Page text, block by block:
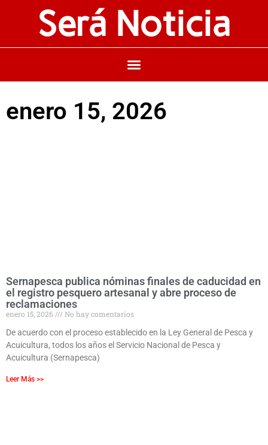
Será Noticia
enero 15, 2026
Sernapesca publica nóminas finales de caducidad en
el registro pesquero artesanal y abre proceso de
reclamaciones
enero 15, 2026
No hay comentarios
De acuerdo con el proceso establecido en la Ley General de Pesca y
Acuicultura, todos los años el Servicio Nacional de Pesca y
Acuicultura (Sernapesca)
Leer Más >>